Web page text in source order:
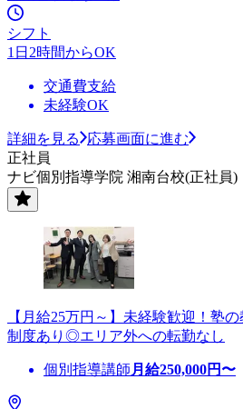
シフト
1日2時間からOK
交通費支給
未経験OK
詳細を見る
応募画面に進む
正社員
ナビ個別指導学院 湘南台校(正社員)
【月給25万円～】未経験歓迎！塾
制度あり◎エリア外への転勤なし
個別指導講師 月給250,000円〜